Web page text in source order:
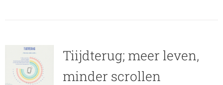
Tiijdterug; meer leven,
minder scrollen